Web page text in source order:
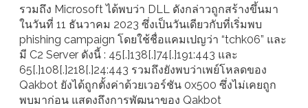
รวมถึง Microsoft ได้พบว่า DLL ดังกล่าวถูกสร้างขึ้นมา
ในวันที่ 11 ธันวาคม 2023 ซึ่งเป็นวันเดียวกับที่เริ่มพบ
phishing campaign โดยใช้ชื่อแคมเปญว่า “tchk06” และ
มี C2 Server ดังนี้ : 45[.]138[.]74[.]191:443 และ
65[.]108[.]218[.]24:443 รวมถึงยังพบว่าเพย์โหลดของ
Qakbot ยังได้ถูกตั้งค่าด้วยเวอร์ชัน 0x500 ซึ่งไม่เคยถูก
พบมาก่อน แสดงถึงการพัฒนาของ Qakbot